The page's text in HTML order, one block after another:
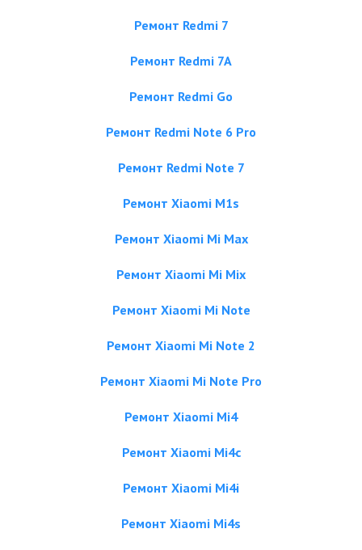
Ремонт Redmi 7
Ремонт Redmi 7A
Ремонт Redmi Go
Ремонт Redmi Note 6 Pro
Ремонт Redmi Note 7
Ремонт Xiaomi M1s
Ремонт Xiaomi Mi Max
Ремонт Xiaomi Mi Mix
Ремонт Xiaomi Mi Note
Ремонт Xiaomi Mi Note 2
Ремонт Xiaomi Mi Note Pro
Ремонт Xiaomi Mi4
Ремонт Xiaomi Mi4c
Ремонт Xiaomi Mi4i
Ремонт Xiaomi Mi4s